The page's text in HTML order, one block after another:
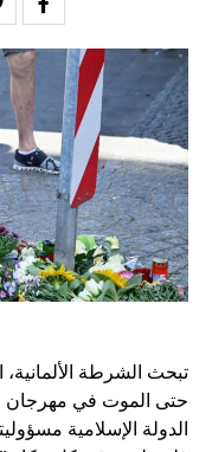
تبحث الشرطة
حتى الموت في مهرجان
الدولة الإسلامية